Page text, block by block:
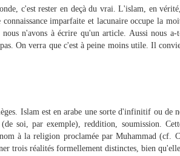
c'est rester en deçà du vrai. L'islam, en
imparfaite et lacunaire occupe la
nous n'avons à écrire qu'un article. Aussi nous
On verra que c'est à peine moins utile. Il
Islam est en arabe une sorte d'infinitif ou de
soi, par exemple), reddition, soumission.
à la religion proclamée par Muhammad (cf.
trois réalités formellement distinctes, bien